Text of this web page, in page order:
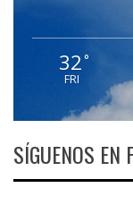
32°
FRI
SÍGUENOS EN